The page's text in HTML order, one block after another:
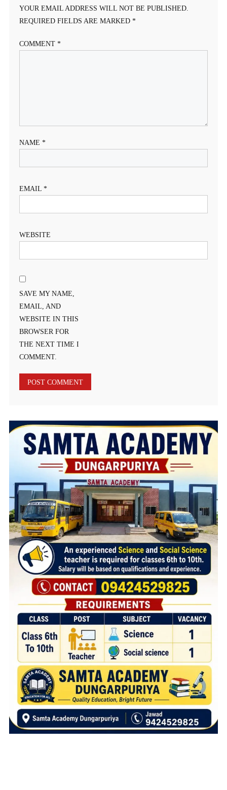
YOUR EMAIL ADDRESS WILL NOT BE PUBLISHED.
REQUIRED FIELDS ARE MARKED *
COMMENT *
NAME *
EMAIL *
WEBSITE
SAVE MY NAME,
EMAIL, AND
WEBSITE IN THIS
BROWSER FOR
THE NEXT TIME I
COMMENT.